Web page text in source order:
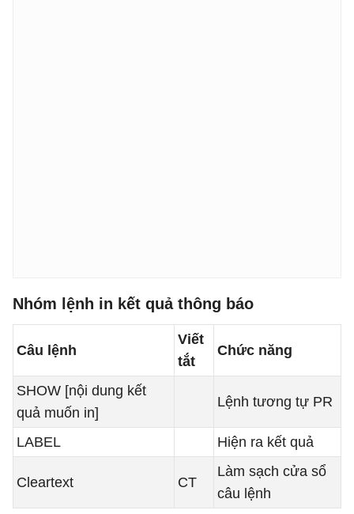
Nhóm lệnh in kết quả thông báo
Câu lệnh
Viết
tắt
Chức năng
SHOW [nội dung kết
quả muốn in]
Lệnh tương tự PR
LABEL Hiện ra kết quả
Cleartext CT
Làm sạch cửa sổ
câu lệnh